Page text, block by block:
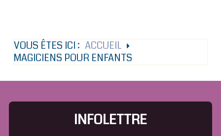
VOUS ÊTES ICI : ACCUEIL
MAGICIENS POUR ENFANTS
INFOLETTRE